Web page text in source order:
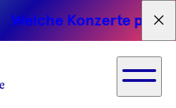
Konzerte passen zu